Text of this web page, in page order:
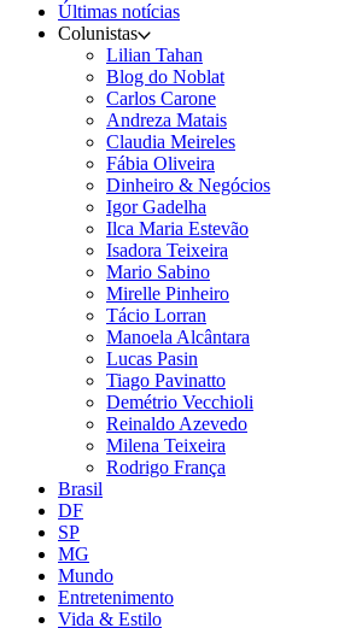
Últimas notícias
Colunistas
Lilian Tahan
Blog do Noblat
Carlos Carone
Andreza Matais
Claudia Meireles
Fábia Oliveira
Dinheiro & Negócios
Igor Gadelha
Ilca Maria Estevão
Isadora Teixeira
Mario Sabino
Mirelle Pinheiro
Tácio Lorran
Manoela Alcântara
Lucas Pasin
Tiago Pavinatto
Demétrio Vecchioli
Reinaldo Azevedo
Milena Teixeira
Rodrigo França
Brasil
DF
SP
MG
Mundo
Entretenimento
Vida & Estilo